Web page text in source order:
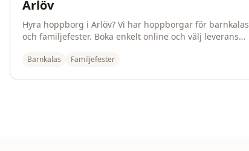
Arlöv
Hyra hoppborg i Arlöv? Vi har hoppborgar för barnkalas
och familjefester. Boka enkelt online och välj leverans
Barnkalas Familjefester